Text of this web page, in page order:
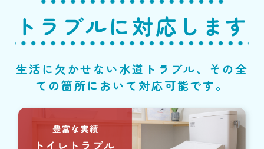
トラブルに対応します
生活に欠かせない水道トラブル、その全
ての箇所において対応可能です。